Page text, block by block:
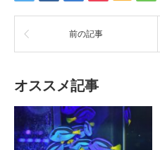
前の記事
オススメ記事